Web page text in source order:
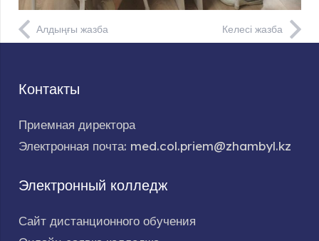
Алдыңғы жазба Келесі жазба
Контакты
Приемная директора
Электронная почта: med.col.priem@zhambyl.kz
Электронный колледж
Сайт дистанционного обучения